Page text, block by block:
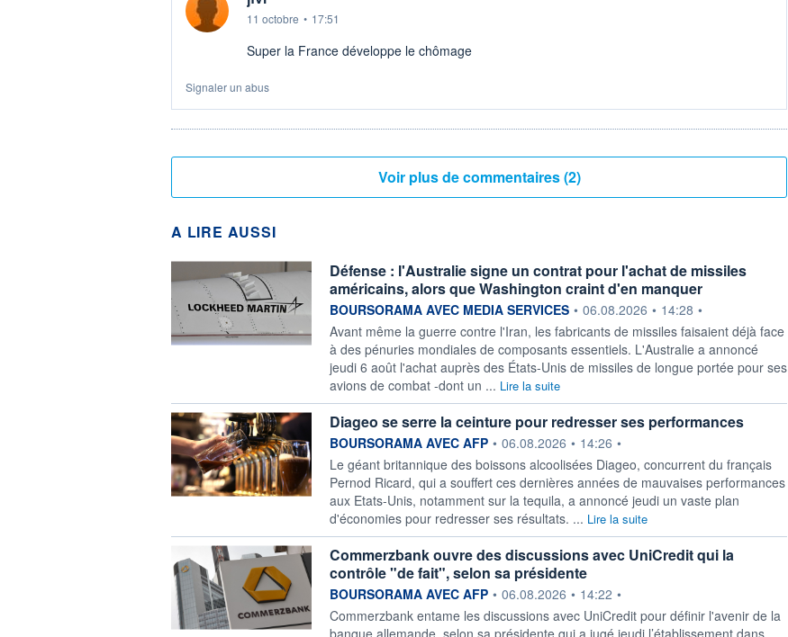
11 octobre • 17:51
Super la France développe le chômage
Signaler un abus
Voir plus de commentaires (2)
A LIRE AUSSI
Défense : l'Australie signe un contrat pour l'achat de missiles
américains, alors que Washington craint d'en manquer
information fournie par
BOURSORAMA AVEC MEDIA SERVICES • 06.08.2026 • 14:28 •
Avant même la guerre contre l'Iran, les fabricants de missiles faisaient déjà face
à des pénuries mondiales de composants essentiels. L'Australie a annoncé
jeudi 6 août l'achat auprès des États-Unis de missiles de longue portée pour ses
avions de combat -dont un ... Lire la suite
Diageo se serre la ceinture pour redresser ses performances
information fournie par
BOURSORAMA AVEC AFP • 06.08.2026 • 14:26 •
Le géant britannique des boissons alcoolisées Diageo, concurrent du français
Pernod Ricard, qui a souffert ces dernières années de mauvaises performances
aux Etats-Unis, notamment sur la tequila, a annoncé jeudi un vaste plan
d'économies pour redresser ses résultats. ... Lire la suite
Commerzbank ouvre des discussions avec UniCredit qui la
contrôle "de fait", selon sa présidente
information fournie par
BOURSORAMA AVEC AFP • 06.08.2026 • 14:22 •
Commerzbank entame les discussions avec UniCredit pour définir l'avenir de la